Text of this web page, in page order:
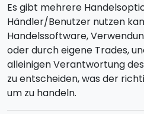
Es gibt mehrere
Händler/Benutzer nutzen
Handelssoftware,
oder durch eigene Trades,
alleinigen Verantwortung
zu entscheiden, was der
um zu handeln.